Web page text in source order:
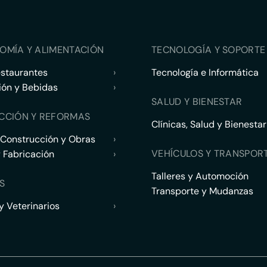
Y ALIMENTACIÓN
›
y Bebidas
›
Y REFORMAS
y Obras
›
›
Veterinarios
›
TECNOLOGÍA Y
Tecnología e Informática
SALUD Y BIENESTAR
Clínicas, Salud y Bienestar
VEHÍCULOS Y
Talleres y Automoción
Transporte y Mudanzas